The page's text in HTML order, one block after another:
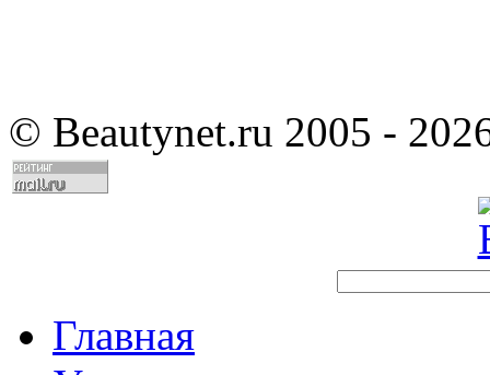
© Beautynet.ru 2005 -
Главная